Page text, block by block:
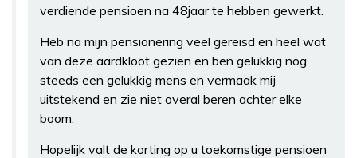
verdiende pensioen na 48jaar te hebben gewerkt.
Heb na mijn pensionering veel gereisd en heel wat
van deze aardkloot gezien en ben gelukkig nog
steeds een gelukkig mens en vermaak mij
uitstekend en zie niet overal beren achter elke
boom.
Hopelijk valt de korting op u toekomstige pensioen